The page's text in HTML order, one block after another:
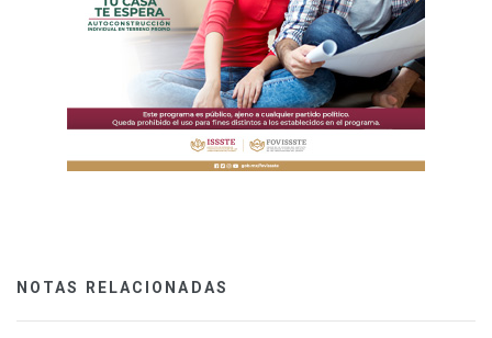
NOTAS RELACIONADAS